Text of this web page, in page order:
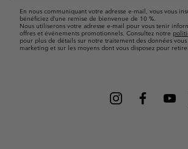
En nous communiquant votre adresse e-mail, vous vous
bénéficiez d’une remise de bienvenue de 10 %.
Nous utiliserons votre adresse e-mail pour vous tenir
offres et événements promotionnels. Consultez notre
pour plus de détails sur notre traitement des données
marketing et sur les moyens dont vous disposez pour